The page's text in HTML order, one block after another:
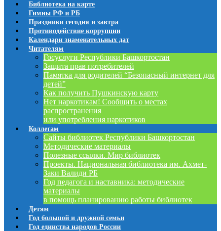
Библиотека на карте
Гимны РФ и РБ
Праздники сегодня и завтра
Противодействие коррупции
Календари знаменательных дат
Читателям
Госуслуги Республики Башкортостан
Защита прав потребителей
Памятка для родителей “Безопасный интернет для
детей”
Как получить Пушкинскую карту
Нет наркотикам! Сообщить о местах
распространения
или употребления наркотиков
Коллегам
Сайты библиотек Республики Башкортостан
Методические материалы
Полезные ссылки. Мир библиотек
Проекты. Национальная библиотека им. Ахмет-
Заки Валиди РБ
Год педагога и наставника: методические
материалы
в помощь планированию работы библиотек
Детям
Год большой и дружной семьи
Год единства народов России